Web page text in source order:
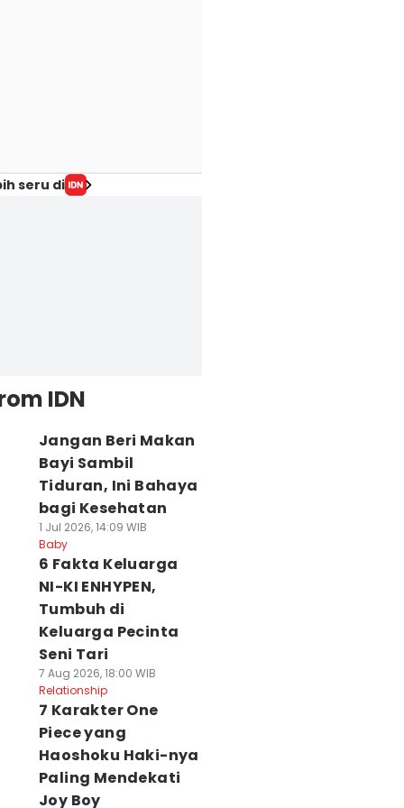
seru di
IDN
Jangan Beri Makan
Bayi Sambil
Tiduran, Ini Bahaya
bagi Kesehatan
1 Jul 2026, 14:09 WIB
Baby
6 Fakta Keluarga
NI-KI ENHYPEN,
Tumbuh di
Keluarga Pecinta
Seni Tari
7 Aug 2026, 18:00 WIB
Relationship
7 Karakter One
Piece yang
Haoshoku Haki-nya
Paling Mendekati
Joy Boy